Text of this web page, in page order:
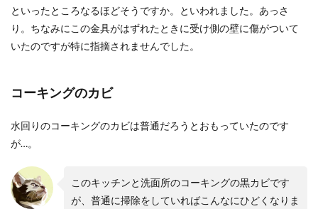
といったところなるほどそうですか。といわれました。あっさ
り。ちなみにこの金具がはずれたときに受け側の壁に傷がついて
いたのですが特に指摘されませんでした。
コーキングのカビ
水回りのコーキングのカビは普通だろうとおもっていたのです
が…。
このキッチンと洗面所のコーキングの黒カビです
が、普通に掃除をしていればこんなにひどくなりま